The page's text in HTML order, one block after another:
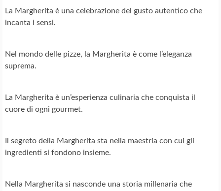
La Margherita è una celebrazione del gusto autentico che
incanta i sensi.
Nel mondo delle pizze, la Margherita è come l’eleganza
suprema.
La Margherita è un’esperienza culinaria che conquista il
cuore di ogni gourmet.
Il segreto della Margherita sta nella maestria con cui gli
ingredienti si fondono insieme.
Nella Margherita si nasconde una storia millenaria che